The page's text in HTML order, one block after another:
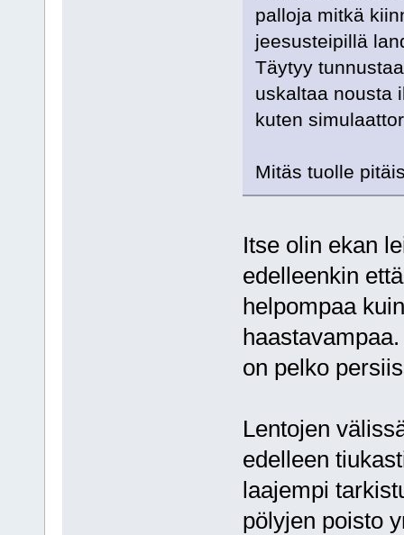
palloja mitkä
jeesusteipillä
Täytyy
uskaltaa
kuten
Mitäs tuolle
Itse olin ekan
edelleenkin
helpompaa
on pelko
Lentojen
edelleen
laajempi
pölyjen poisto